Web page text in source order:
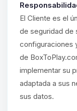
El Cliente es el
de seguridad de
configuraciones
de
implementar su
adaptada a sus
sus datos.